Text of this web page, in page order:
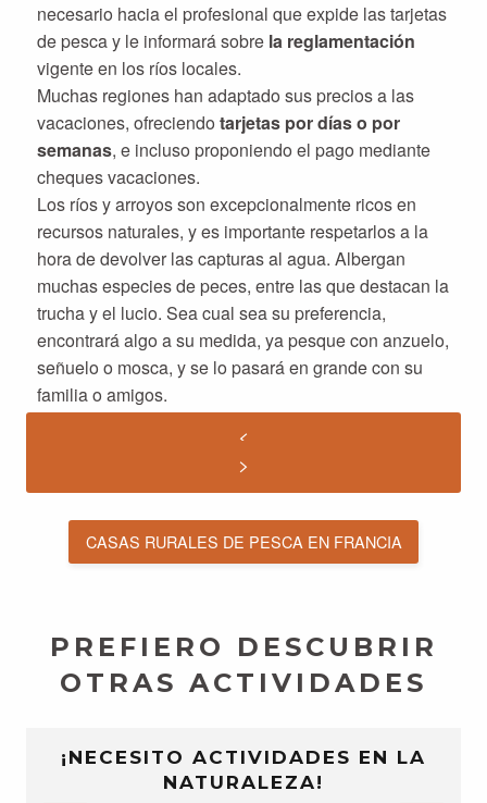
necesario hacia el profesional que expide las tarjetas
de pesca y le informará sobre la reglamentación
vigente en los ríos locales.
Muchas regiones han adaptado sus precios a las
vacaciones, ofreciendo tarjetas por días o por
semanas, e incluso proponiendo el pago mediante
cheques vacaciones.
Los ríos y arroyos son excepcionalmente ricos en
recursos naturales, y es importante respetarlos a la
hora de devolver las capturas al agua. Albergan
muchas especies de peces, entre las que destacan la
trucha y el lucio. Sea cual sea su preferencia,
encontrará algo a su medida, ya pesque con anzuelo,
señuelo o mosca, y se lo pasará en grande con su
familia o amigos.
CASAS RURALES DE PESCA EN FRANCIA
PREFIERO DESCUBRIR
OTRAS ACTIVIDADES
¡NECESITO ACTIVIDADES EN LA
NATURALEZA!